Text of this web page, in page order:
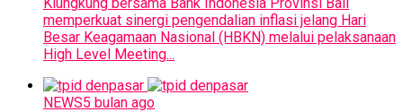
memperkuat sinergi pengendalian inflasi jelang Hari
Besar Keagamaan Nasional (HBKN) melalui pelaksanaan
High Level Meeting...
NEWS5 bulan ago